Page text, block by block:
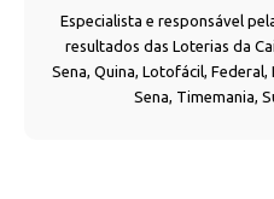
Especialista e responsável
resultados das Loterias da
Sena, Quina, Lotofácil,
Sena, Timemania,